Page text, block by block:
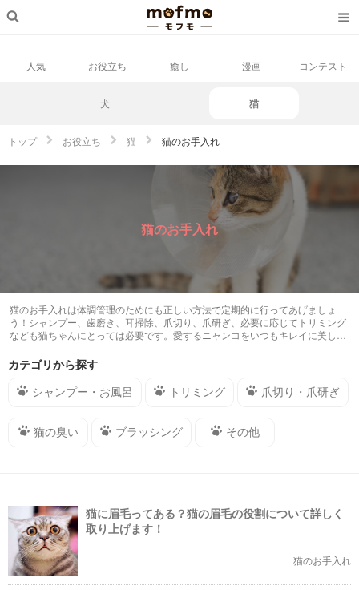
人気 お役立ち 癒し 漫画 コンテスト
犬 猫
トップ お役立ち 猫 猫のお手入れ
猫のお手入れ
猫のお手入れは体調管理のためにも正しい方法で定期的に行ってあげましょ
う！シャンプー、歯磨き、耳掃除、爪切り、爪研ぎ、必要に応じてトリミング
なども猫ちゃんにとっては必要です。愛するニャンコをいつもキレイに美し
カテゴリから探す
シャンプー・お風呂
トリミング 爪切り・爪研ぎ
猫の臭い ブラッシング その他
猫に眉毛ってある？猫の眉毛の役割について詳しく
取り上げます！
猫のお手入れ